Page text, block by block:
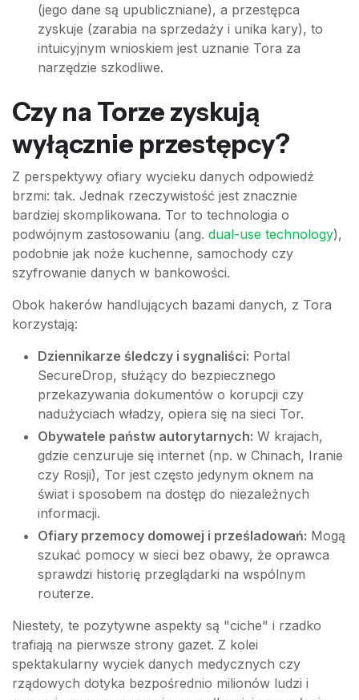
(jego dane są upubliczniane), a przestępca
zyskuje (zarabia na sprzedaży i unika kary), to
intuicyjnym wnioskiem jest uznanie Tora za
narzędzie szkodliwe.
Czy na Torze zyskują
wyłącznie przestępcy?
Z perspektywy ofiary wycieku danych odpowiedź
brzmi: tak. Jednak rzeczywistość jest znacznie
bardziej skomplikowana. Tor to technologia o
podwójnym zastosowaniu (ang. dual-use technology),
podobnie jak noże kuchenne, samochody czy
szyfrowanie danych w bankowości.
Obok hakerów handlujących bazami danych, z Tora
korzystają:
Dziennikarze śledczy i sygnaliści: Portal
SecureDrop, służący do bezpiecznego
przekazywania dokumentów o korupcji czy
nadużyciach władzy, opiera się na sieci Tor.
Obywatele państw autorytarnych: W krajach,
gdzie cenzuruje się internet (np. w Chinach, Iranie
czy Rosji), Tor jest często jedynym oknem na
świat i sposobem na dostęp do niezależnych
informacji.
Ofiary przemocy domowej i prześladowań: Mogą
szukać pomocy w sieci bez obawy, że oprawca
sprawdzi historię przeglądarki na wspólnym
routerze.
Niestety, te pozytywne aspekty są "ciche" i rzadko
trafiają na pierwsze strony gazet. Z kolei
spektakularny wyciek danych medycznych czy
rządowych dotyka bezpośrednio milionów ludzi i